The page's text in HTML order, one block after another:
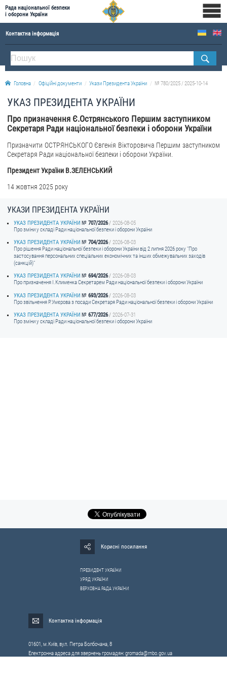
Рада національної безпеки
і оборони України
Контактна інформація
ПРО РНБОУ
Склад Ради національної безпеки і оборони України
Апарат Ради національної безпеки і оборони України
Правова основа діяльності Ради національної безпеки і оборони України
Історична довідка про діяльність Ради національної безпеки і оборони України
ПРЕСЦЕНТР
Фотогалерея
Відеогалерея
ЗВЕРНЕННЯ ГРОМАДЯН
Звернення громадян
Електронне звернення
ДОСТУП ДО ПУБЛІЧНОЇ ІНФОРМАЦІЇ
Організація доступу до публічної інформації
Головна Офіційні документи Укази Президента України № 780/2025 / 2025-10-14
УКАЗ ПРЕЗИДЕНТА УКРАЇНИ
Про призначення Є.Острянського Першим заступником
Секретаря Ради національної безпеки і оборони України
Призначити ОСТРЯНСЬКОГО Євгенія Вікторовича Першим заступником
Секретаря Ради національної безпеки і оборони України.
Президент України В.ЗЕЛЕНСЬКИЙ
14 жовтня 2025 року
УКАЗИ ПРЕЗИДЕНТА УКРАЇНИ
УКАЗ ПРЕЗИДЕНТА УКРАЇНИ 707/2026
2026-08-05
Про зміни у складі Ради національної безпеки і оборони України
УКАЗ ПРЕЗИДЕНТА УКРАЇНИ
704/2026
2026-08-03
Про рішення Ради національної безпеки і оборони України від 2 липня 2026 року "Про
застосування персональних спеціальних економічних та інших обмежувальних заходів
(санкцій)"
УКАЗ ПРЕЗИДЕНТА УКРАЇНИ
694/2026
2026-08-03
Про призначення I.Клименка Секретарем Ради національної безпеки і оборони України
УКАЗ ПРЕЗИДЕНТА УКРАЇНИ
693/2026
2026-08-03
Про звільнення Р.Умєрова з посади Секретаря Ради національної безпеки і оборони України
УКАЗ ПРЕЗИДЕНТА УКРАЇНИ
677/2026
2026-07-31
Про зміни у складі Ради національної безпеки і оборони України
Корисні посилання
ПРЕЗИДЕНТ УКРАЇНИ
УРЯД УКРАЇНИ
ВЕРХОВНА РАДА УКРАЇНИ
Контактна інформація
01601, м.Київ, вул. Петра Болбочана, 8
Електронна адреса для звернень громадян:gromada@rnbo.gov.ua